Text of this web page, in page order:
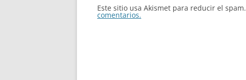
Este sitio usa Akismet para reducir el spam.
comentarios.